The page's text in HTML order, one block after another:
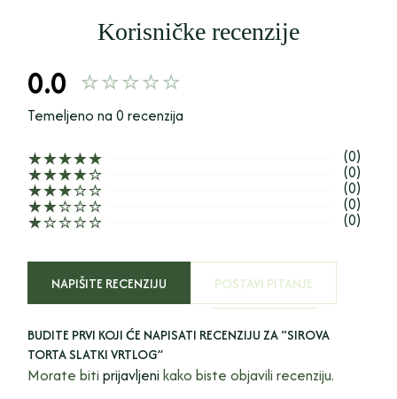
Korisničke recenzije
0.0
Temeljeno na 0 recenzija
(0)
(0)
(0)
(0)
(0)
NAPIŠITE RECENZIJU POSTAVI PITANJE
BUDITE PRVI KOJI ĆE NAPISATI RECENZIJU ZA “SIROVA
TORTA SLATKI VRTLOG”
Morate bitiprijavljeni kako biste objavili recenziju.